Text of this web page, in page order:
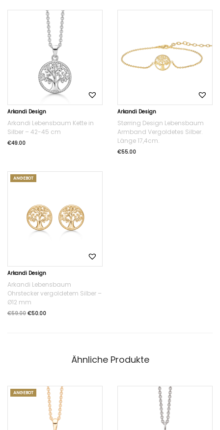
Arkandi Design
Arkandi Lebensbaum Kette in
Silber – 42-45 cm
€49.00
Arkandi Design
Størring Design Lebensbaum
Armband Vergoldetes Silber.
Länge 17,4cm.
€55.00
ANGEBOT
Arkandi Design
Arkandi Lebensbaum
Ohrstecker vergoldetem Silber –
Ø12 mm
€59.00 €50.00
Ähnliche Produkte
ANGEBOT